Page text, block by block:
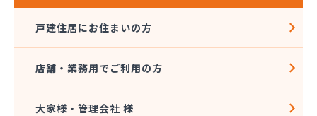
ヤマサ高圧株式会社
ヤマサ總業株式会社 愛知西支店
ヤマトク
リーグ馬場株式会社
戸建住居にお住まいの方
店舗・業務用でご利用の方
大家様・管理会社 様